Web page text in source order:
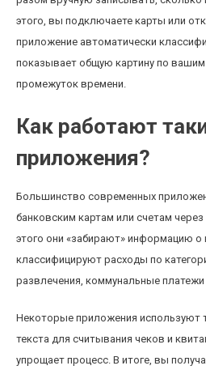
этого, вы подключаете карты или
приложение автоматически
показывает общую картину по
промежуток времени.
Как работают
приложения?
Большинство современных
банковским картам или счетам
этого они «забирают» информацию о
классифицируют расходы по
развлечения, коммунальные платежи
Некоторые приложения используют
текста для считывания чеков и
упрощает процесс. В итоге, вы